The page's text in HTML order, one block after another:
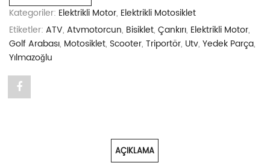
Kategoriler: Elektrikli Motor, Elektrikli Motosiklet
Etiketler: ATV, Atvmotorcun, Bisiklet, Çankırı, Elektrikli Motor,
Golf Arabası, Motosiklet, Scooter, Triportör, Utv, Yedek Parça,
Yılmazoğlu
Share
AÇIKLAMA